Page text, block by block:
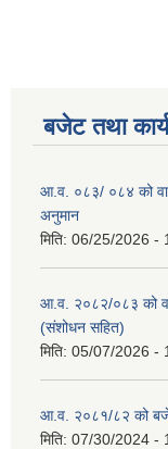
बजेट तथा
आ.व. ०८३/ ०८४ को
अनुमान
मिति: 06/25/2026 -
आ.व. २०८२/०८३ को
(संशोधन सहित)
मिति: 05/07/2026 -
आ.व. २०८१/८२ को
मिति: 07/30/2024 -